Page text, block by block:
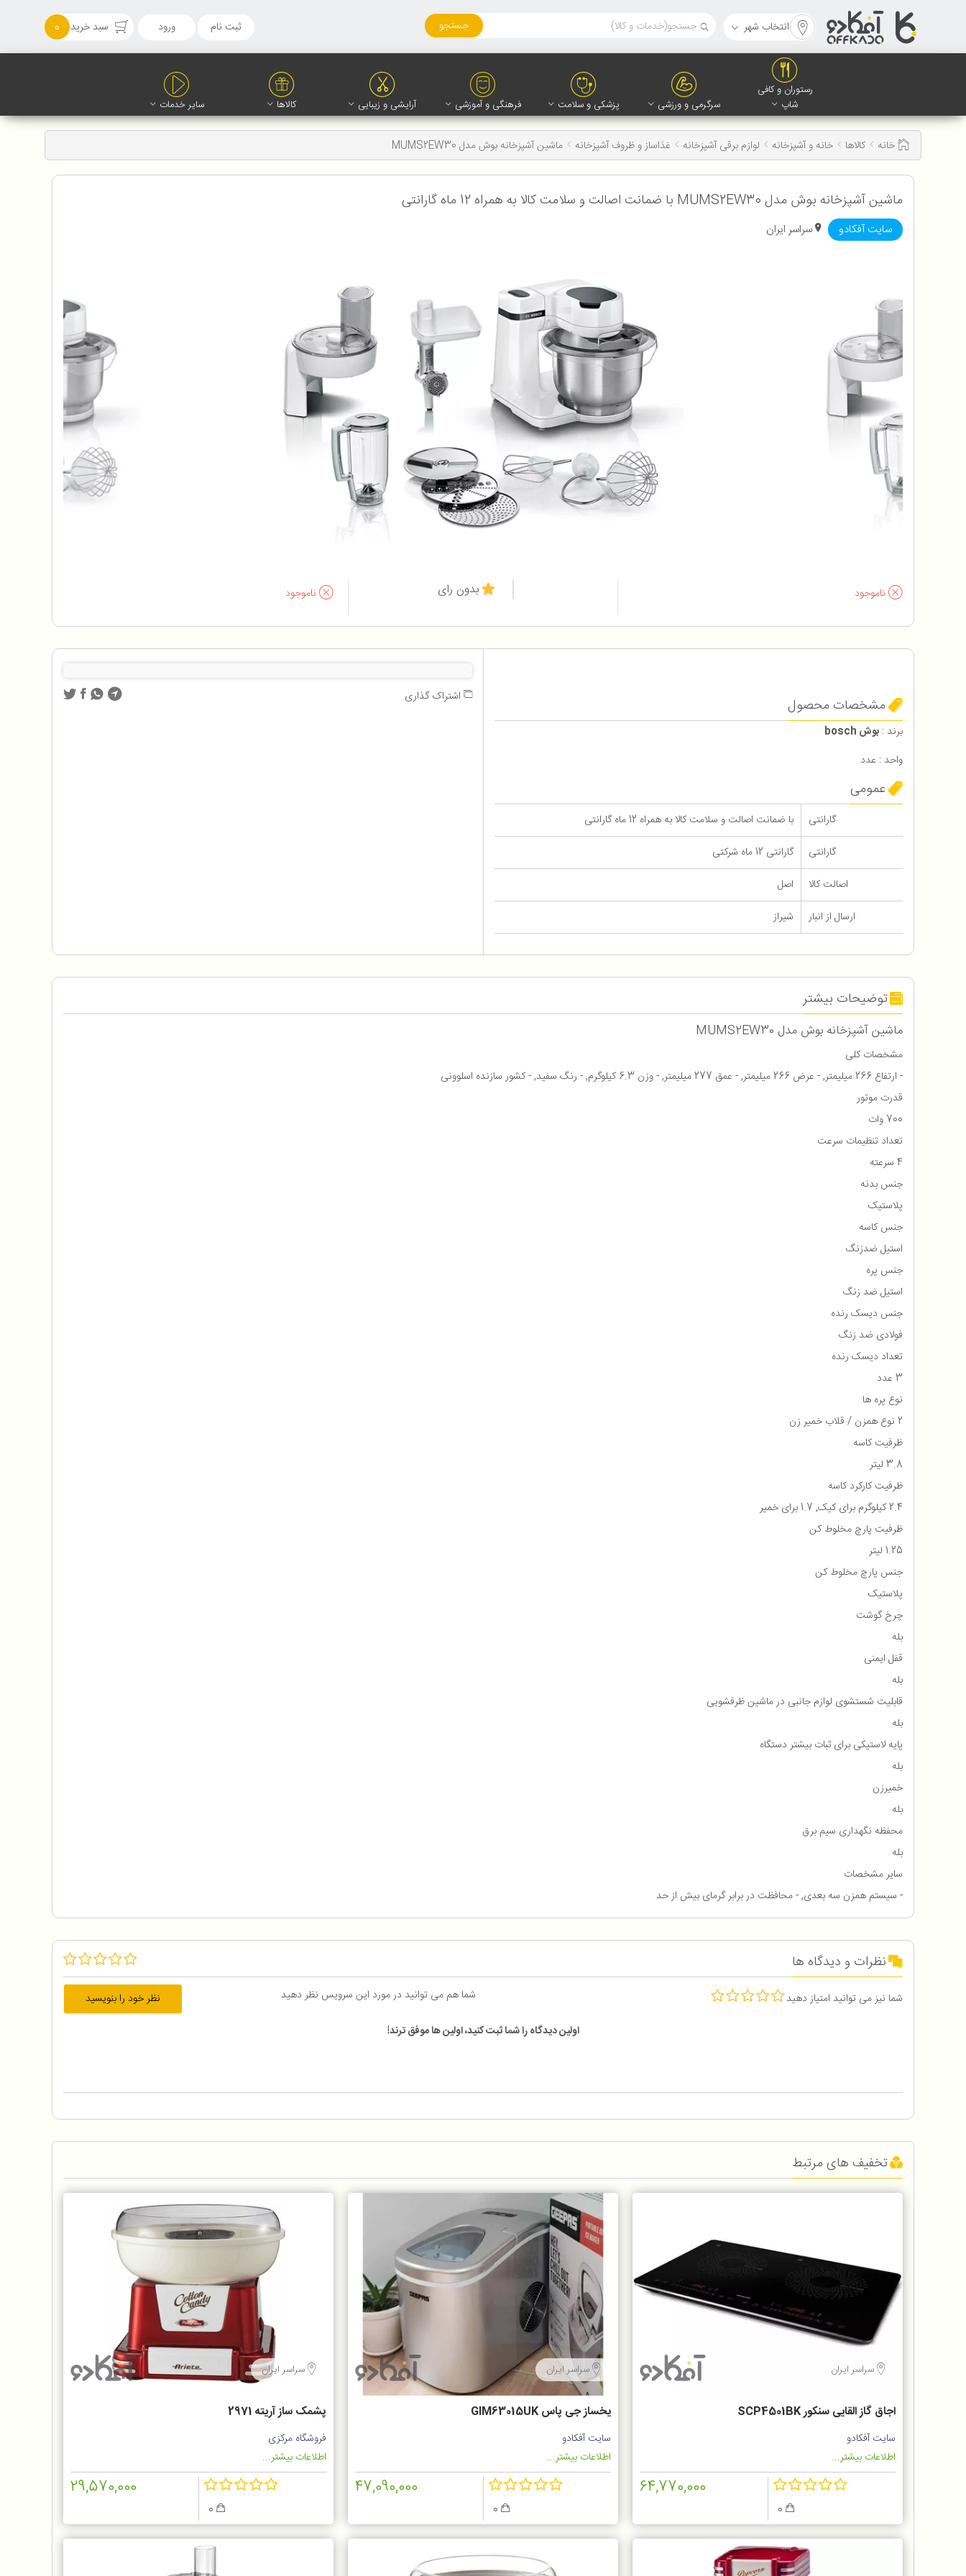
انتخاب شهر جستجو ثبت نام ورود سبد خرید 0
رستوران و کافی
شاپ
سرگرمی و ورزشی پزشکی و سلامت فرهنگی و آموزشی آرایشی و زیبایی کالاها سایر خدمات
خانه کالاها خانه و آشپزخانه لوازم برقی آشپزخانه غذاساز و ظروف آشپزخانه ماشین آشپزخانه بوش مدل MUMS2EW30
ماشین آشپزخانه بوش مدل MUMS2EW30 با ضمانت اصالت و سلامت کالا به همراه 12 ماه گارانتی
سایت آفکادو سراسر ایران
ناموجود بدون رای ناموجود
مشخصات محصول
برند : بوش bosch
واحد : عدد
عمومی
گارانتی
با ضمانت اصالت و سلامت کالا به همراه 12 ماه گارانتی
گارانتی
گارانتی 12 ماه شرکتی
اصالت کالا
اصل
ارسال از انبار
شیراز
اشتراک گذاری
توضیحات بیشتر
ماشین آشپزخانه بوش مدل MUMS2EW30
مشخصات کلی
- ارتفاع 266 میلیمتر, - عرض 266 میلیمتر, - عمق 277 میلیمتر, - وزن 6.3 کیلوگرم, - رنگ سفید, - کشور سازنده اسلوونی
قدرت موتور
700 وات
تعداد تنظیمات سرعت
4 سرعته
جنس بدنه
پلاستیک
جنس کاسه
استیل ضدزنگ
جنس پره
استیل ضد زنگ
جنس دیسک رنده
فولادی ضد زنگ
تعداد دیسک رنده
3 عدد
نوع پره ها
2 نوع همزن / قلاب خمیر زن
ظرفیت کاسه
3.8 لیتر
ظرفیت کارکرد کاسه
2.4 کیلوگرم برای کیک, 1.7 برای خمیر
ظرفیت پارچ مخلوط کن
1.25 لیتر
جنس پارچ مخلوط کن
پلاستیک
چرخ گوشت
بله
قفل ایمنی
بله
قابلیت شستشوی لوازم جانبی در ماشین ظرفشویی
بله
پایه لاستیکی برای ثبات بیشتر دستگاه
بله
خمیرزن
بله
محفظه نگهداری سیم برق
بله
سایر مشخصات
- سیستم همزن سه بعدی, - محافظت در برابر گرمای بیش از حد
نظرات و دیدگاه ها
شما نیز می توانید امتیاز دهید شما هم می توانید در مورد این سرویس نظر دهید
نظر خود را بنویسید
اولین دیدگاه را شما ثبت کنید، اولین ها موفق ترند!
تخفیف های مرتبط
سراسر ایران
اجاق گاز القایی سنکور SCP4501BK
سایت آفکادو
اطلاعات بیشتر...
64,770,000
سراسر ایران
یخساز جی پاس GIM63015UK
سایت آفکادو
اطلاعات بیشتر...
47,090,000
سراسر ایران
پشمک ساز آریته 2971
فروشگاه مرکزی
اطلاعات بیشتر...
29,570,000